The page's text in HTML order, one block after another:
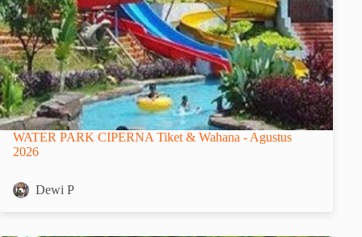
WATER PARK CIPERNA Tiket & Wahana - Agustus
2026
Dewi P